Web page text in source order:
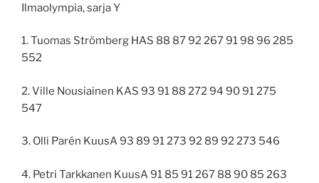
Ilmaolympia, sarja Y
1. Tuomas Strömberg HAS 88 87 92 267 91 98 96 285
552
2. Ville Nousiainen KAS 93 91 88 272 94 90 91 275
547
3. Olli Parén KuusA 93 89 91 273 92 89 92 273 546
4. Petri Tarkkanen KuusA 91 85 91 267 88 90 85 263